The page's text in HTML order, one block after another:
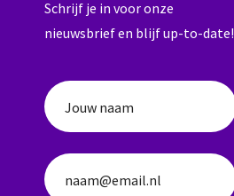
Schrijf je in voor onze
nieuwsbrief en blijf up-to-date!
Jouw naam
naam@email.nl